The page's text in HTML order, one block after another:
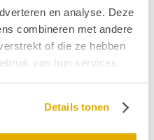
en analyse. Deze
combineren met andere
of die ze hebben
van hun services.
Details tonen
dat er nog wel degelijk
oprecht het beste met
een commercieel
eens van de